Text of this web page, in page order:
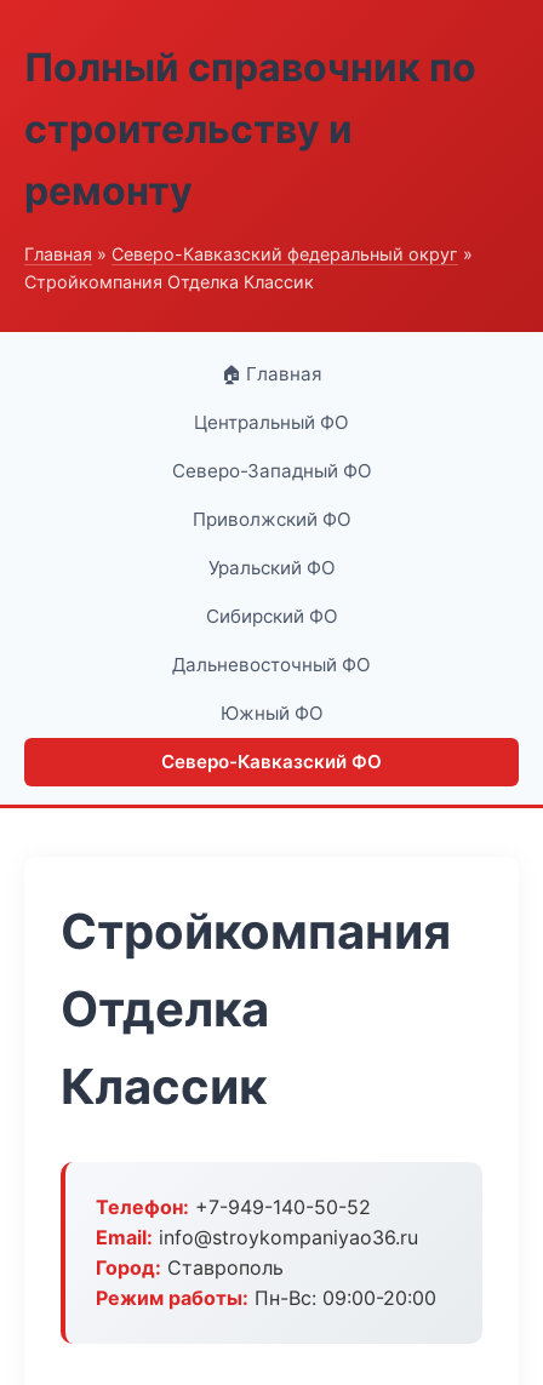
Полный справочник по
строительству и
ремонту
Главная » Северо-Кавказский федеральный округ »
Стройкомпания Отделка Классик
🏠 Главная
Центральный ФО
Северо-Западный ФО
Приволжский ФО
Уральский ФО
Сибирский ФО
Дальневосточный ФО
Южный ФО
Северо-Кавказский ФО
Стройкомпания
Отделка
Классик
Телефон: +7-949-140-50-52
Email: info@stroykompaniyao36.ru
Город: Ставрополь
Режим работы: Пн-Вс: 09:00-20:00